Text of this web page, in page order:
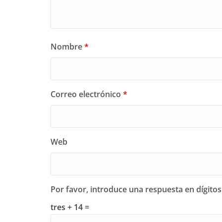
Nombre*
Correo electrónico *
Web
Por favor, introduce una respuesta en
tres + 14 =